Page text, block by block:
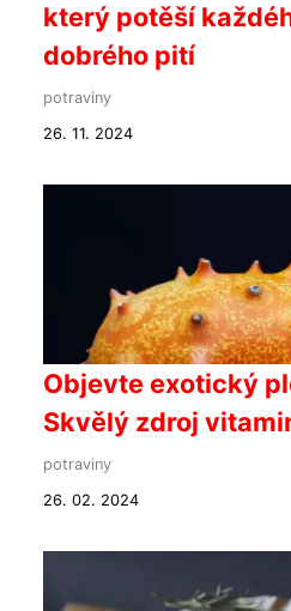
který potěší
dobrého pití
potraviny
26. 11. 2024
Objevte exotický
Skvělý zdroj
potraviny
26. 02. 2024